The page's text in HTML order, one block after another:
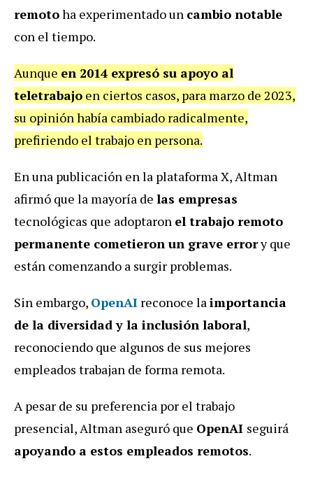
remotoha experimentado un cambio notable
con el tiempo.
Aunque en 2014 expresó su apoyo al
teletrabajo en ciertos casos, para marzo de 2023,
su opinión había cambiado radicalmente,
prefiriendo el trabajo en persona.
En una publicación en la plataforma X, Altman
afirmó que la mayoría de las empresas
tecnológicas que adoptaron el trabajo remoto
permanente cometieron un grave errory que
están comenzando a surgir problemas.
Sin embargo, OpenAI reconoce laimportancia
de la diversidad y la inclusión laboral,
reconociendo que algunos de sus mejores
empleados trabajan de forma remota.
A pesar de su preferencia por el trabajo
presencial, Altman aseguró que OpenAI seguirá
apoyando a estos empleados remotos.